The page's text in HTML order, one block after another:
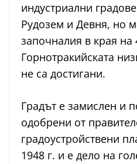
индустриални
Рудозем и Девня, но
започналия в края на
Горнотракийската
не са достигани.
Градът е замислен и
одобрени от
градоустройствени
1948 г. и е дело на